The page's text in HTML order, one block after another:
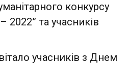
конкурсу
2022” та учасників
учасників з Днем